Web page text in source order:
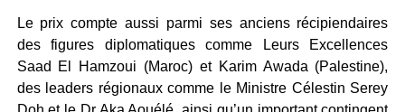
Le prix compte aussi parmi ses anciens récipiendaires
des figures diplomatiques comme Leurs Excellences
Saad El Hamzoui (Maroc) et Karim Awada (Palestine),
des leaders régionaux comme le Ministre Célestin Serey